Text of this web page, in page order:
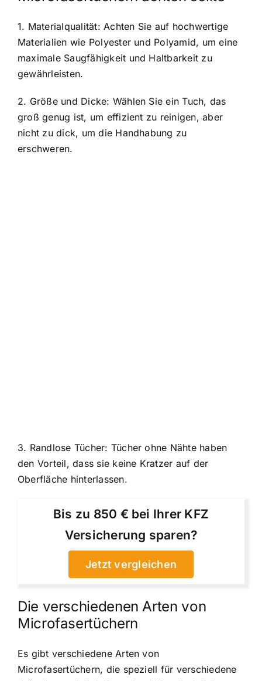
1. Materialqualität: Achten Sie auf hochwertige
Materialien wie Polyester und Polyamid, um eine
maximale Saugfähigkeit und Haltbarkeit zu
gewährleisten.
2. Größe und Dicke: Wählen Sie ein Tuch, das
groß genug ist, um effizient zu reinigen, aber
nicht zu dick, um die Handhabung zu
erschweren.
3. Randlose Tücher: Tücher ohne Nähte haben
den Vorteil, dass sie keine Kratzer auf der
Oberfläche hinterlassen.
Bis zu 850 € bei Ihrer KFZ
Versicherung sparen?
Jetzt vergleichen
Die verschiedenen Arten von
Microfasertüchern
Es gibt verschiedene Arten von
Microfasertüchern, die speziell für verschiedene